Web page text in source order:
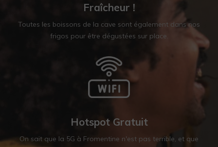
Fraîcheur !
Toutes les boissons de la cave sont également dans nos
frigos pour être dégustées sur place.
Hotspot Gratuit
On sait que la 5G à Fromentine n'est pas terrible, et que